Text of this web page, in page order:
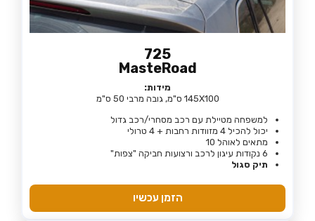
725
MasteRoad
מידות:
145X100 ס"מ, גובה מרבי 50 ס"מ
למשפחה מטיילת עם רכב מסחרי/רכב גדול
יכול להכיל 4 מזוודות רחבות + 4 טרולי
מתאים לאוהל 10
6 נקודות עיגון לרכב ורצועות חביקה "צפות"
תיק סגול
הזמן עכשיו